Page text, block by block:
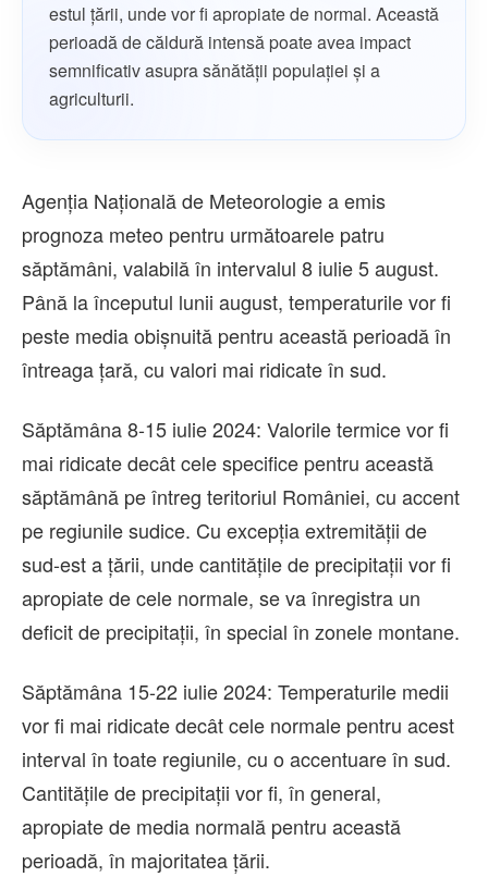
estul țării, unde vor fi apropiate de normal. Această
perioadă de căldură intensă poate avea impact
semnificativ asupra sănătății populației și a
agriculturii.
Agenția Națională de Meteorologie a emis
prognoza meteo pentru următoarele patru
săptămâni, valabilă în intervalul 8 iulie 5 august.
Până la începutul lunii august, temperaturile vor fi
peste media obișnuită pentru această perioadă în
întreaga țară, cu valori mai ridicate în sud.
Săptămâna 8-15 iulie 2024: Valorile termice vor fi
mai ridicate decât cele specifice pentru această
săptămână pe întreg teritoriul României, cu accent
pe regiunile sudice. Cu excepția extremității de
sud-est a țării, unde cantitățile de precipitații vor fi
apropiate de cele normale, se va înregistra un
deficit de precipitații, în special în zonele montane.
Săptămâna 15-22 iulie 2024: Temperaturile medii
vor fi mai ridicate decât cele normale pentru acest
interval în toate regiunile, cu o accentuare în sud.
Cantitățile de precipitații vor fi, în general,
apropiate de media normală pentru această
perioadă, în majoritatea țării.